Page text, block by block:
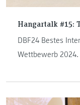
Hangartalk #15:
DBF24 Bestes
Wettbewerb 2024.